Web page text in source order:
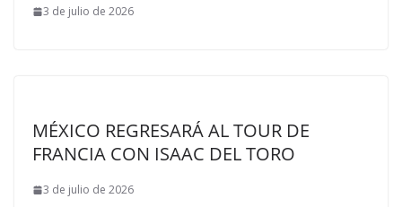
3 de julio de 2026
MÉXICO REGRESARÁ AL TOUR DE
FRANCIA CON ISAAC DEL TORO
3 de julio de 2026